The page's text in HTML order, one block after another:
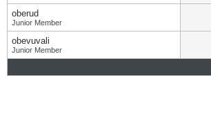
oberud
Junior Member
obevuvali
Junior Member